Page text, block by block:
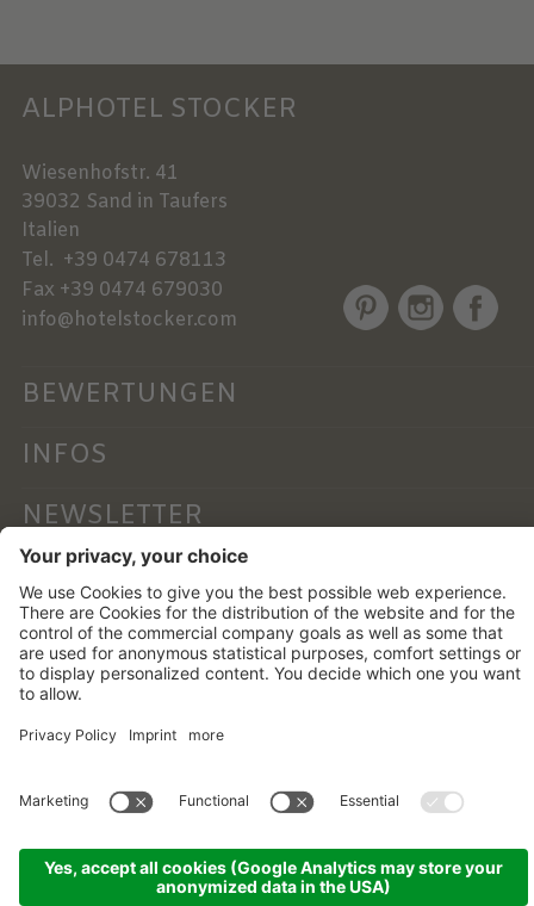
ALPHOTEL STOCKER
Wiesenhofstr. 41
39032 Sand in Taufers
Italien
Tel. +39 0474 678113
Fax +39 0474 679030
info@hotelstocker.com
BEWERTUNGEN
INFOS
NEWSLETTER
©2026Alphotel Stocker . MwSt-Nr. 01756760219 .
Credits . Cookie-Einstellungen .Privacy .Sitemap . Transparente
produced by